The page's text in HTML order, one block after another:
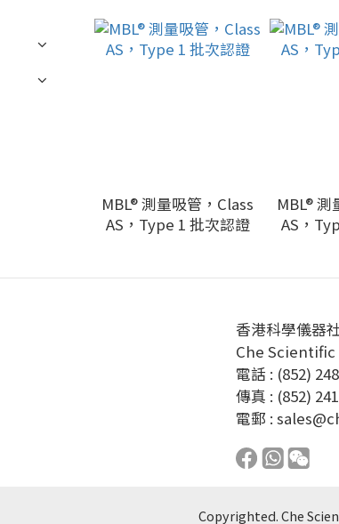
MBL® 測量吸管，Class
AS，Type 1 批次認證
MBL®
AS，
香港科學儀器
Che Scientific
電話 : (852)
傳真 : (852)
電郵 :
Copyrighted. Che